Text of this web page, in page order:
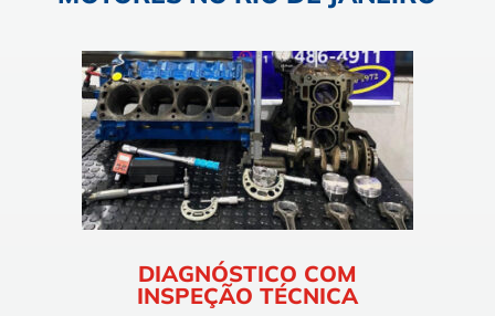
DIAGNÓSTICO COM
INSPEÇÃO TÉCNICA